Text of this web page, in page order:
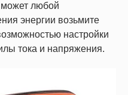
может любой
энергии возьмите
настройки
тока и напряжения.